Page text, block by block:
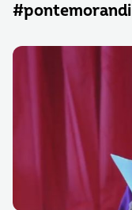
#pontemorandi